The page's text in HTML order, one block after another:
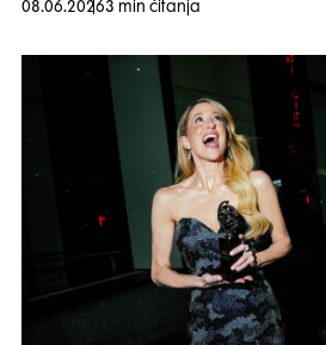
08.06.20263 min čitanja